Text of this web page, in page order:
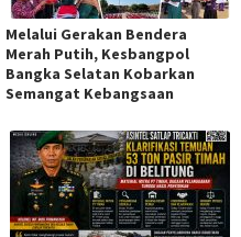
Melalui Gerakan Bendera
Merah Putih, Kesbangpol
Bangka Selatan Kobarkan
Semangat Kebangsaan